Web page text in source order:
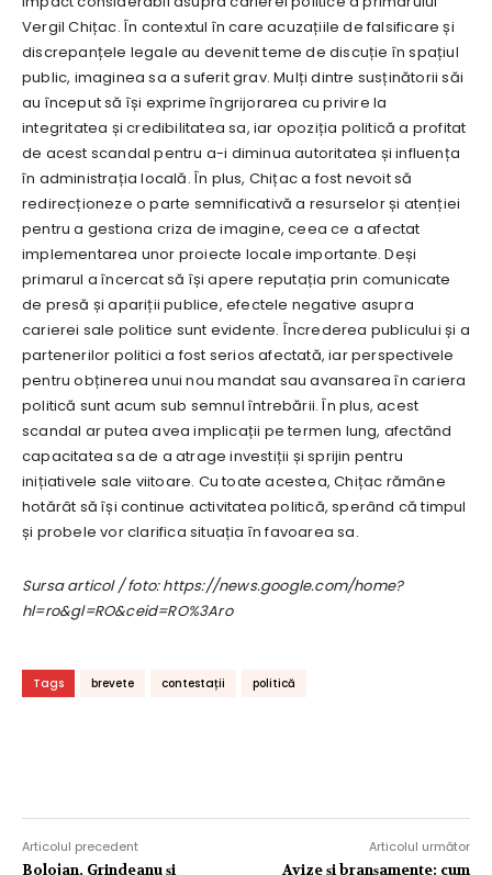
Vergil Chițac. În contextul în care acuzațiile de falsificare și
discrepanțele legale au devenit teme de discuție în spațiul
public, imaginea sa a suferit grav. Mulți dintre susținătorii săi
au început să își exprime îngrijorarea cu privire la
integritatea și credibilitatea sa, iar opoziția politică a profitat
de acest scandal pentru a-i diminua autoritatea și influența
în administrația locală. În plus, Chițac a fost nevoit să
redirecționeze o parte semnificativă a resurselor și atenției
pentru a gestiona criza de imagine, ceea ce a afectat
implementarea unor proiecte locale importante. Deși
primarul a încercat să își apere reputația prin comunicate
de presă și apariții publice, efectele negative asupra
carierei sale politice sunt evidente. Încrederea publicului și a
partenerilor politici a fost serios afectată, iar perspectivele
pentru obținerea unui nou mandat sau avansarea în cariera
politică sunt acum sub semnul întrebării. În plus, acest
scandal ar putea avea implicații pe termen lung, afectând
capacitatea sa de a atrage investiții și sprijin pentru
inițiativele sale viitoare. Cu toate acestea, Chițac rămâne
hotărât să își continue activitatea politică, sperând că timpul
și probele vor clarifica situația în favoarea sa.
Sursa articol / foto: https://news.google.com/home?
hl=ro&gl=RO&ceid=RO%3Aro
Tags brevete contestații politică
Articolul precedent
Bolojan, Grindeanu și
Articolul următor
Avize și branșamente: cum